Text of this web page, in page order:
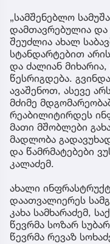
„სამშენებლო
დამთავრებულია და
შეუძლია ახალ
სტანდარტებით
და ძალიან
წესრიგდება.
ავაშენოთ, ასევე
მძიმე
რეაბილიტირდეს
მათი მშობლები
მადლობა
და წამრმატებები
კალაძემ.
ახალი
დაათვალიერეს
კახა სამხარაძემ,
წევრმა სოზარ
წევრმა რევაზ